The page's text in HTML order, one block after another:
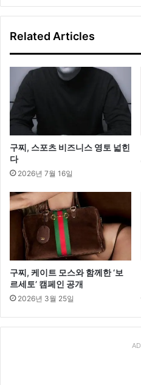
Related Articles
구찌, 스포츠 비즈니스 영토 넓힌
다
2026년 7월 16일
구찌, 케이트 모스와 함께한 ‘보
르세토’ 캠페인 공개
2026년 3월 25일
AD